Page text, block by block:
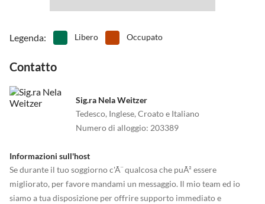
Legenda: Libero Occupato
Contatto
Sig.ra Nela Weitzer
Tedesco, Inglese, Croato e Italiano
Numero di alloggio: 203389
Informazioni sull'host
Se durante il tuo soggiorno c'Ã¨ qualcosa che puÃ² essere
migliorato, per favore mandami un messaggio. Il mio team ed io
siamo a tua disposizione per offrire supporto immediato e